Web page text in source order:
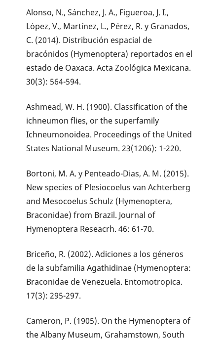
Alonso, N., Sánchez, J. A., Figueroa, J. I.,
López, V., Martínez, L., Pérez, R. y Granados,
C. (2014). Distribución espacial de
bracónidos (Hymenoptera) reportados en el
estado de Oaxaca. Acta Zoológica Mexicana.
30(3): 564-594.
Ashmead, W. H. (1900). Classification of the
ichneumon flies, or the superfamily
Ichneumonoidea. Proceedings of the United
States National Museum. 23(1206): 1-220.
Bortoni, M. A. y Penteado-Dias, A. M. (2015).
New species of Plesiocoelus van Achterberg
and Mesocoelus Schulz (Hymenoptera,
Braconidae) from Brazil. Journal of
Hymenoptera Reseacrh. 46: 61-70.
Briceño, R. (2002). Adiciones a los géneros
de la subfamilia Agathidinae (Hymenoptera:
Braconidae de Venezuela. Entomotropica.
17(3): 295-297.
Cameron, P. (1905). On the Hymenoptera of
the Albany Museum, Grahamstown, South